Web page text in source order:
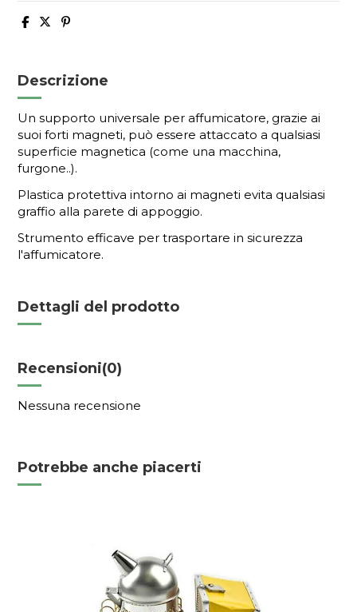
Descrizione
Un supporto universale per affumicatore, grazie ai
suoi forti magneti, può essere attaccato a qualsiasi
superficie magnetica (come una macchina,
furgone..).
Plastica protettiva intorno ai magneti evita qualsiasi
graffio alla parete di appoggio.
Strumento efficave per trasportare in sicurezza
l'affumicatore.
Dettagli del prodotto
Recensioni(0)
Nessuna recensione
Potrebbe anche piacerti